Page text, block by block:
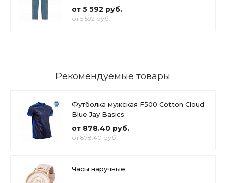
от 5 592 руб.
от 5 592 руб.
Рекомендуемые товары
Футболка мужская F500 Cotton Cloud
Blue Jay Basics
от 878.40 руб.
от 878.40 руб.
Часы наручные